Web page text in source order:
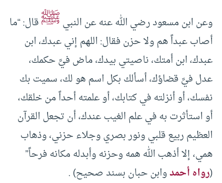
وعن ابن مسعود رضي الله عنه عن النبيﷺقال: “ما
أصاب عبداً هم ولا حزن فقال: اللهم إني عبدك، ابن
عبدك، ابن أمتك، ناصيتي بيدك، ماض فيَّ حكمك،
عدل فيَّ قضاؤك، أسألك بكل اسم هو لك، سميت بك
نفسك، أو أنزلته في كتابك، أو علمته أحداً من خلقك،
أو استأثرت به في علم الغيب عندك، أن تجعل القرآن
العظيم ربيع قلبي ونور بصري وجلاء حزني، وذهاب
همي، إلا أذهب الله همه وحزنه وأبدله مكانه فرحاً”
(رواه أحمدوابن حبان بسند صحيح) .